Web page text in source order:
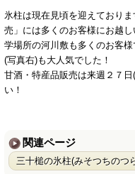
氷柱は現在見頃を迎えており
売」には多くのお客様にお越
学場所の河川敷も多くのお客
(写真右)も大人気でした！
甘酒・特産品販売は来週２７
い！
関連ページ
三十槌の氷柱(みそつちのつ